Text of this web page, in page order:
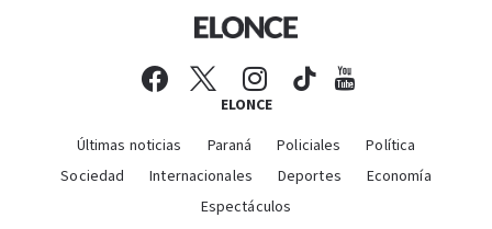
ELONCE
Últimas noticias Paraná Policiales
Política
Sociedad
Internacionales Deportes
Economía
Espectáculos